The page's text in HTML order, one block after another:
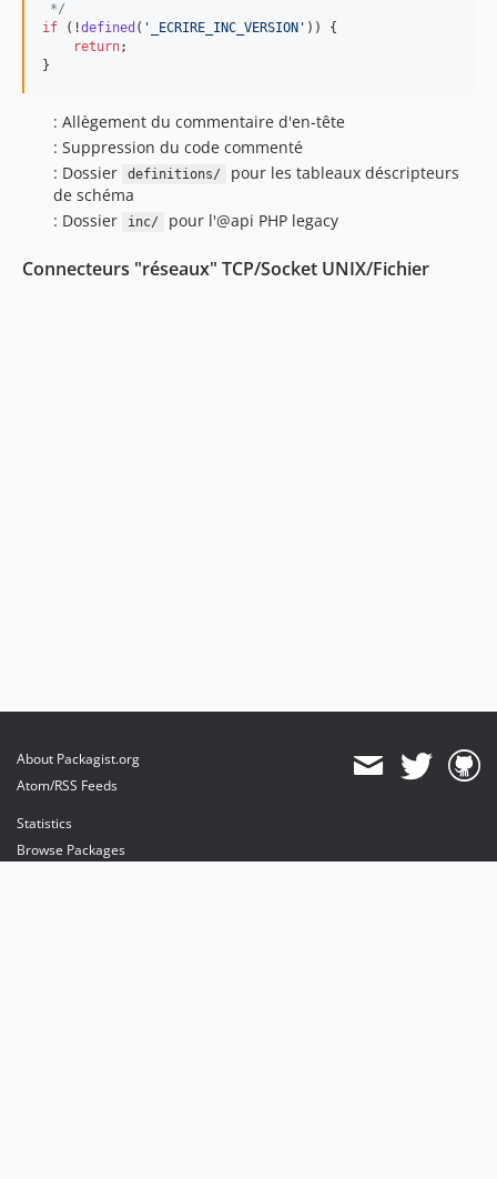
*/
if (!defined ( ' _ECRIRE_INC_VERSION ' )) {
return;
}
: Allègement du commentaire d'en-tête
: Suppression du code commenté
: Dossier
definitions/
pour les tableaux déscripteurs
de schéma
: Dossier
inc/ pour l'@api PHP legacy
Connecteurs "réseaux" TCP/Socket UNIX/Fichier
About Packagist.org
Atom/RSS Feeds
Statistics
Browse Packages